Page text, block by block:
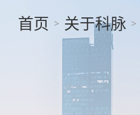
首页 > 关于科脉 >